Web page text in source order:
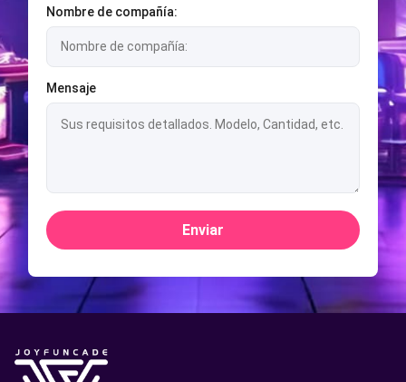
Nombre de compañía:
Mensaje
Enviar